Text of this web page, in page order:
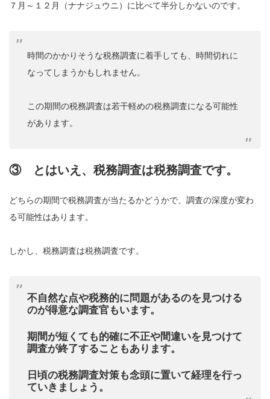
７月～１２月（ナナジュウニ）に比べて半分しかないのです。
時間のかかりそうな税務調査に着手しても、時間切れに
なってしまうかもしれません。
この期間の税務調査は若干軽めの税務調査になる可能性
があります。
③ とはいえ、税務調査は税務調査です。
どちらの期間で税務調査が当たるかどうかで、調査の深度が変わ
る可能性はあります。
しかし、税務調査は税務調査です。
不自然な点や税務的に問題があるのを見つける
のが得意な調査官もいます。
期間が短くても的確に不正や間違いを見つけて
調査が終了することもあります。
日頃の税務調査対策も念頭に置いて経理を行っ
ていきましょう。